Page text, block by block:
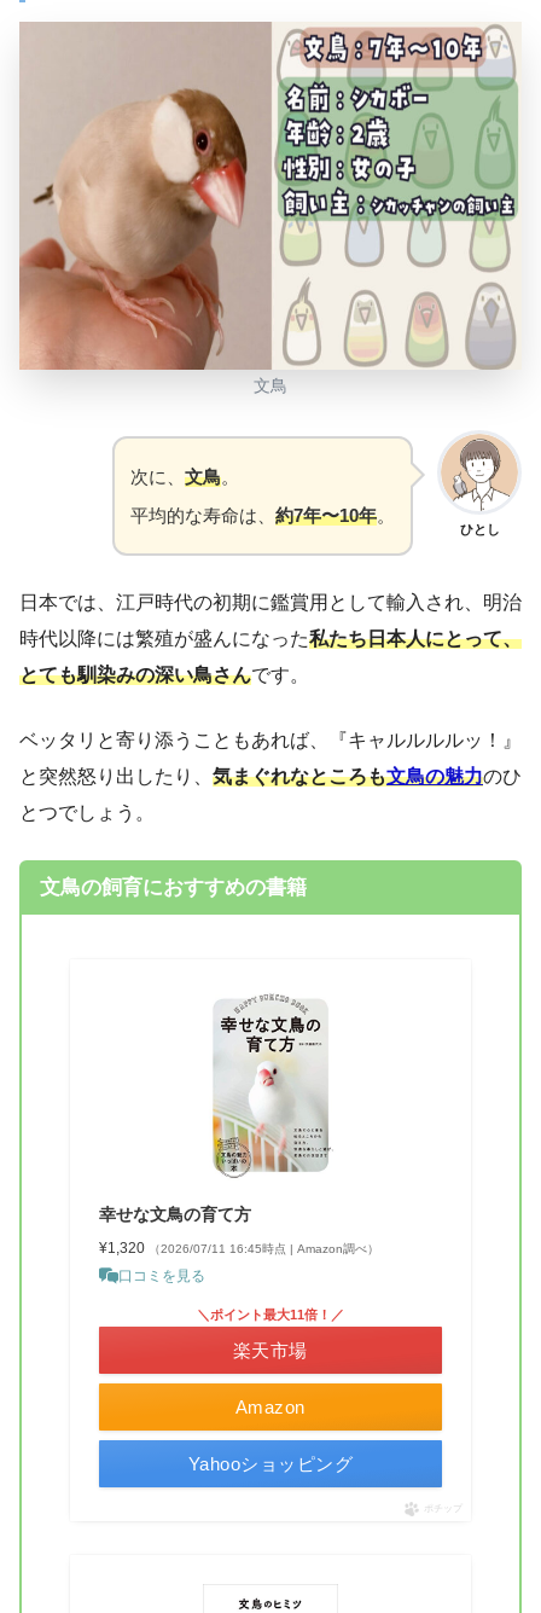
文鳥
ひとし
次に、 文鳥。
平均的な寿命は、 約7年〜10年。
日本では、江戸時代の初期に鑑賞用として輸入され、明治
時代以降には繁殖が盛んになった私たち日本人にとって、
とても馴染みの深い鳥さんです。
ベッタリと寄り添うこともあれば、『キャルルルルッ！』
と突然怒り出したり、 気まぐれなところも文鳥の魅力のひ
とつでしょう。
文鳥の飼育におすすめの書籍
幸せな文鳥の育て方
¥1,320 （2026/07/11 16:45時点 | Amazon調べ）
口コミを見る
Amazon
＼ポイント最大11倍！／
楽天市場
Yahooショッピング
ポチップ